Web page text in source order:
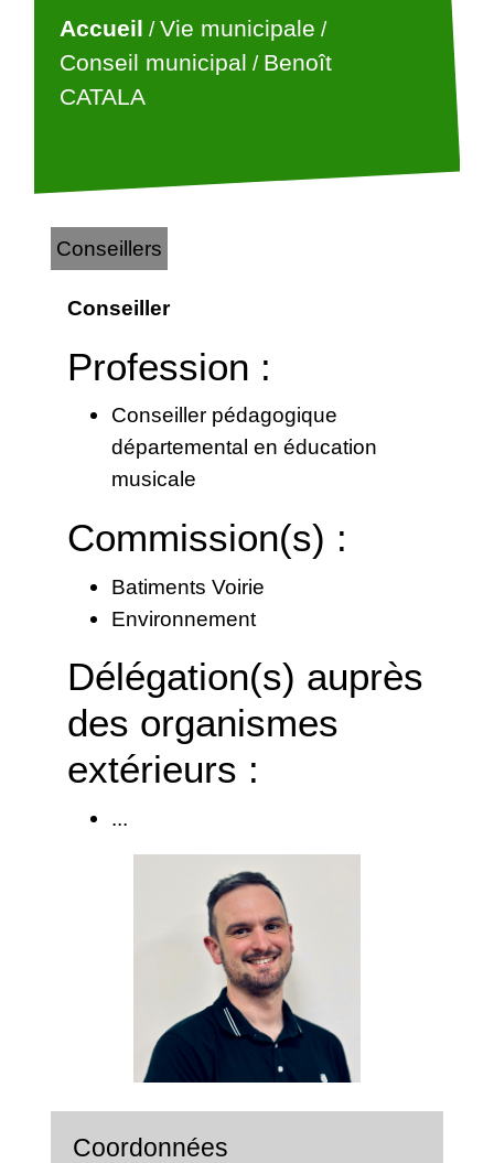
Accueil /Vie municipale /
Conseil municipal / Benoît
CATALA
Conseillers
Conseiller
Profession :
Conseiller pédagogique
départemental en éducation
musicale
Commission(s) :
Batiments Voirie
Environnement
Délégation(s) auprès
des organismes
extérieurs :
...
Coordonnées